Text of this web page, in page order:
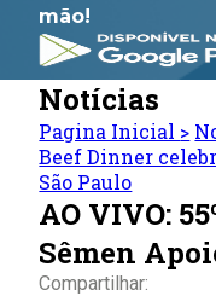
mão!
Notícias
Pagina Inicial >
Beef Dinner
São Paulo
AO VIVO:
Sêmen
Compartilhar: